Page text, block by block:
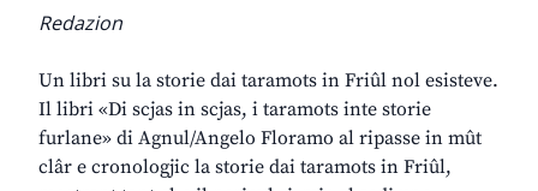
Redazion
Un libri su la storie dai taramots in Friûl nol esisteve.
Il libri «Di scjas in scjas, i taramots inte storie
furlane» di Agnul/Angelo Floramo al ripasse in mût
clâr e cronologjic la storie dai taramots in Friûl,